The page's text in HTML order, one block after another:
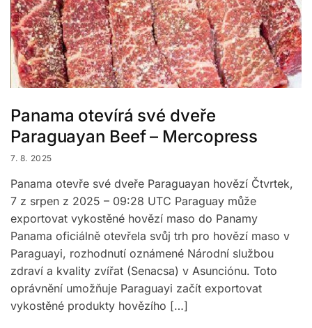
Panama otevírá své dveře
Paraguayan Beef – Mercopress
7. 8. 2025
Panama otevře své dveře Paraguayan hovězí Čtvrtek,
7 z srpen z 2025 – 09:28 UTC Paraguay může
exportovat vykostěné hovězí maso do Panamy
Panama oficiálně otevřela svůj trh pro hovězí maso v
Paraguayi, rozhodnutí oznámené Národní službou
zdraví a kvality zvířat (Senacsa) v Asunciónu. Toto
oprávnění umožňuje Paraguayi začít exportovat
vykostěné produkty hovězího […]